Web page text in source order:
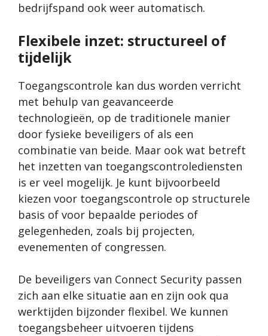
bedrijfspand ook weer automatisch.
Flexibele inzet: structureel of
tijdelijk
Toegangscontrole kan dus worden verricht
met behulp van geavanceerde
technologieën, op de traditionele manier
door fysieke beveiligers of als een
combinatie van beide. Maar ook wat betreft
het inzetten van toegangscontrolediensten
is er veel mogelijk. Je kunt bijvoorbeeld
kiezen voor toegangscontrole op structurele
basis of voor bepaalde periodes of
gelegenheden, zoals bij projecten,
evenementen of congressen.
De beveiligers van Connect Security passen
zich aan elke situatie aan en zijn ook qua
werktijden bijzonder flexibel. We kunnen
toegangsbeheer uitvoeren tijdens